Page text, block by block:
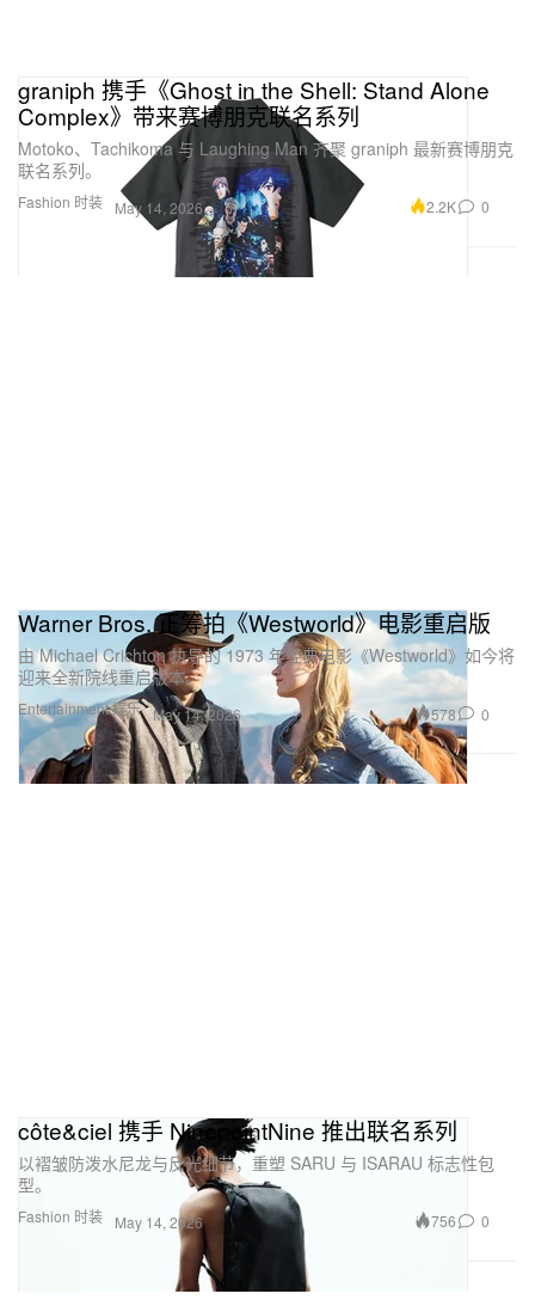
Fashion 时装
graniph 携手《Ghost in the Shell: Stand Alone
Complex》带来赛博朋克联名系列
Motoko、Tachikoma 与 Laughing Man 齐聚 graniph 最新赛博朋克
联名系列。
May 14, 2026 2.2K 0
Entertainment 娱乐
Warner Bros. 正筹拍《Westworld》电影重启版
由 Michael Crichton 执导的 1973 年经典电影《Westworld》如今将
迎来全新院线重启版本。
May 14, 2026 578 0
Fashion 时装
côte&ciel 携手 NinepointNine 推出联名系列
以褶皱防泼水尼龙与反光细节，重塑 SARU 与 ISARAU 标志性包
型。
May 14, 2026 756 0